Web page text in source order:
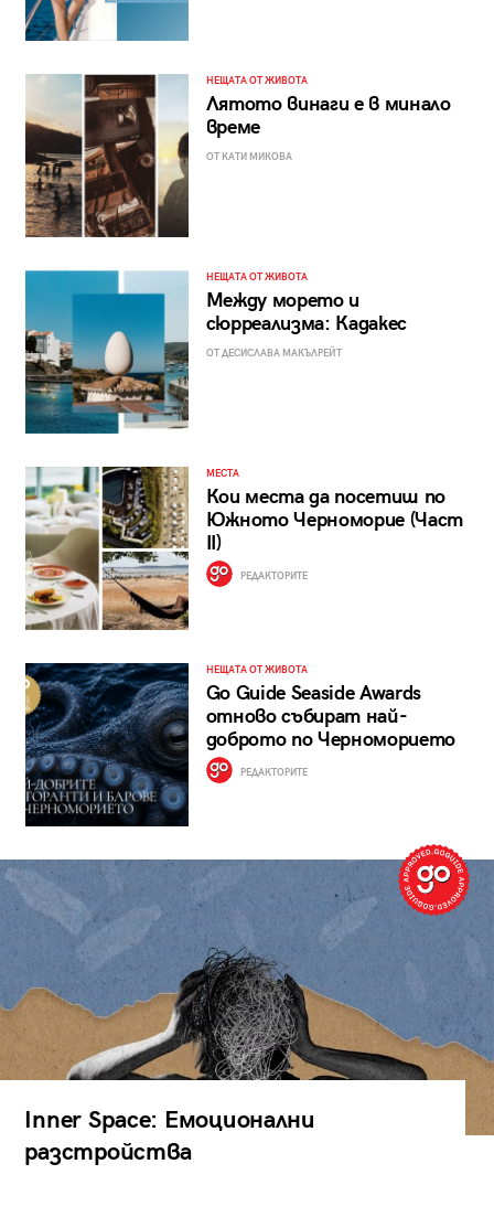
НЕЩАТА ОТ ЖИВОТА
Лятото винаги е в минало
време
ОТ КАТИ МИКОВА
НЕЩАТА ОТ ЖИВОТА
Между морето и
сюрреализма: Кадакес
ОТ ДЕСИСЛАВА МАКЪЛРЕЙТ
МЕСТА
Кои места да посетиш по
Южното Черноморие (Част
II)
РЕДАКТОРИТЕ
НЕЩАТА ОТ ЖИВОТА
Go Guide Seaside Awards
отново събират най-
доброто по Черноморието
РЕДАКТОРИТЕ
Inner Space: Емоционални
разстройства